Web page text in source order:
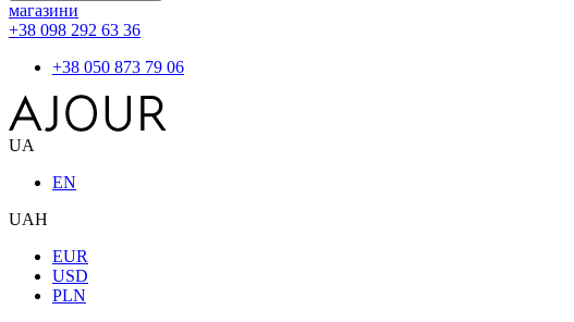
магазини
+38 098 292 63 36
+38 050 873 79 06
UA
EN
UAH
EUR
USD
PLN